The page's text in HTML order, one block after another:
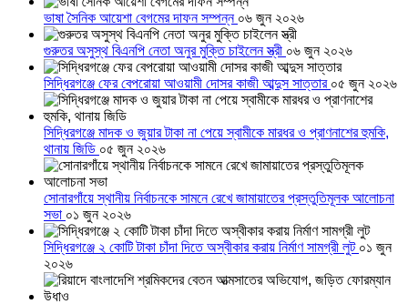
ভাষা সৈনিক আয়েশা বেগমের দাফন সম্পন্ন ০৬ জুন ২০২৬
গুরুতর অসুস্থ বিএনপি নেতা অনুর মুক্তি চাইলেন স্ত্রী ০৬ জুন ২০২৬
সিদ্ধিরগঞ্জে ফের বেপরোয়া আওয়ামী দোসর কাজী আব্দুস সাত্তার ০৫ জুন ২০২৬
সিদ্ধিরগঞ্জে মাদক ও জুয়ার টাকা না পেয়ে স্বামীকে মারধর ও প্রাণনাশের হুমকি,
থানায় জিডি ০৫ জুন ২০২৬
সোনারগাঁয়ে স্থানীয় নির্বাচনকে সামনে রেখে জামায়াতের প্রস্তুতিমূলক আলোচনা
সভা ০১ জুন ২০২৬
সিদ্ধিরগঞ্জে ২ কোটি টাকা চাঁদা দিতে অস্বীকার করায় নির্মাণ সামগ্রী লুট ০১ জুন
২০২৬